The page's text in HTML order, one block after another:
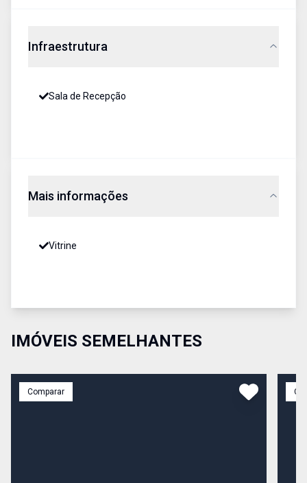
Infraestrutura
Sala de Recepção
Mais informações
Vitrine
IMÓVEIS SEMELHANTES
Comparar